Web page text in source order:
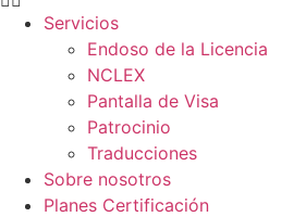
Servicios
Endoso de la Licencia
NCLEX
Pantalla de Visa
Patrocinio
Traducciones
Sobre nosotros
Planes Certificación